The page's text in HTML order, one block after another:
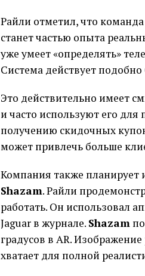
Райли отметил, что
станет частью опыта
уже умеет «определять»
Система действует
Это действительно имеет
и часто используют его
получению скидочных
может привлечь больше
Компания также планирует
Shazam. Райли
работать. Он использовал
Jaguar в журнале. Shazam
градусов в AR.
хватает для полной